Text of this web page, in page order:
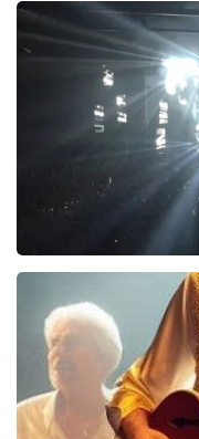
Veldheren
40
BEKIJKEN